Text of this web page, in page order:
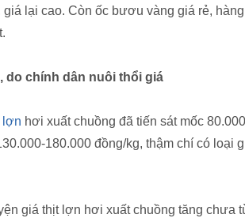
giá lại cao. Còn ốc bươu vàng giá rẻ,
do chính dân nuôi thổi giá
lợn hơi xuất chuồng đã tiến sát mốc
180.000 đồng/kg, thậm chí có loại
giá thịt lợn hơi xuất chuồng tăng chưa